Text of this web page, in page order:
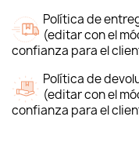
Política de
(editar con el
confianza para el
Política de
(editar con el
confianza para el